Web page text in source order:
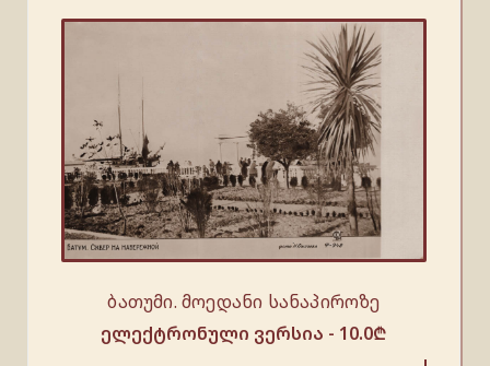
ბათუმი. მოედანი სანაპიროზე
ელექტრონული ვერსია - 10.0₾